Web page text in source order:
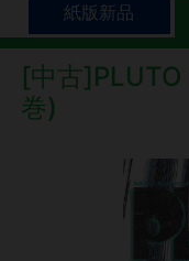
紙版新品
[中古
巻)